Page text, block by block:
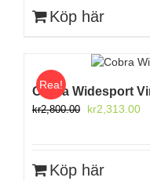
var:
kr499.00.
Köp här
Rea!
Cobra Widesport
kr2,800.00
Det
kr2,800.00.
kr2,313.00Det
Köp här